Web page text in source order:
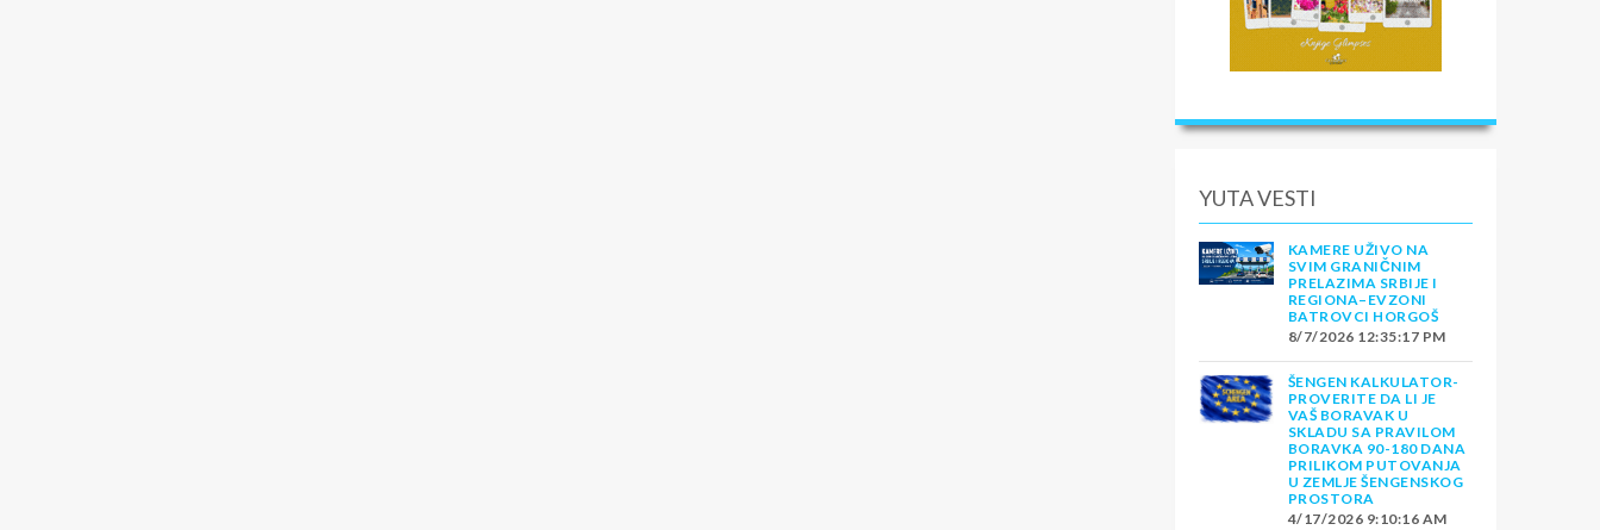
YUTA VESTI
KAMERE UŽIVO NA
SVIM GRANIČNIM
PRELAZIMA SRBIJE I
REGIONA–EVZONI
BATROVCI HORGOŠ
8/7/2026 12:35:17 PM
ŠENGEN KALKULATOR-
PROVERITE DA LI JE
VAŠ BORAVAK U
SKLADU SA PRAVILOM
BORAVKA 90-180 DANA
PRILIKOM PUTOVANJA
U ZEMLJE ŠENGENSKOG
PROSTORA
4/17/2026 9:10:16 AM